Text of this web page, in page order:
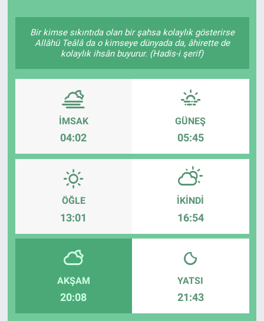
Bir kimse sıkıntıda olan bir şahsa kolaylık gösterirse
Allâhü Teâlâ da o kimseye dünyada da, âhirette de
kolaylık ihsân buyurur. (Hadis-i şerif)
İMSAK
04:02
GÜNEŞ
05:45
ÖĞLE
13:01
İKINDI
16:54
AKŞAM
20:08
YATSI
21:43
Bilecik
Kütahya
Genel
Magazin
Bilim ve Teknoloji